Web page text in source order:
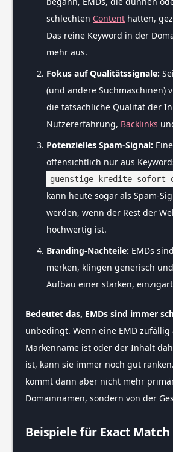
schlechten Content hatten,
Das reine Keyword in der
mehr aus.
Fokus auf Qualitätssignale:
(und andere Suchmaschinen)
die tatsächliche Qualität der
Nutzererfahrung, Backlinks
Potenzielles Spam-Signal:
offensichtlich nur aus
guenstige-kredite-sofort-
kann heute sogar als Spam-
werden, wenn der Rest der
hochwertig ist.
Branding-Nachteile: EMDs
merken, klingen generisch
Aufbau einer starken,
Bedeutet das, EMDs sind immer
unbedingt. Wenn eine EMD
Markenname ist oder der Inhalt
ist, kann sie immer noch gut
kommt dann aber nicht mehr
Domainnamen, sondern von der
Beispiele für Exact Match